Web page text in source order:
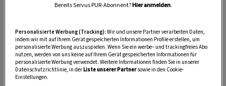
SPEICHERN DRUCKEN
Bereits Servus PUR-Abonnent?Hier anmelden.
Personalisierte Werbung (Tracking): Wir und unsere Partner verarbeiten Daten,
indem wir mit auf Ihrem Gerät gespeicherten Informationen Profile erstellen, um
personalisierte Werbung auszuspielen. Wenn Sie ein werbe– und trackingfreies Abo
nutzen, werden von uns keine auf Ihrem Gerät gespeicherten Informationen für
personalisierte Werbung verwendet. Weitere Informationen finden Sie in unserer
Datenschutzrichtlinie, in derListe unserer Partnersowie in den Cookie-
Einstellungen.